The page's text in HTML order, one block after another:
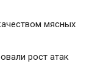
мясных
рост атак